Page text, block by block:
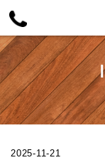
2025-11-21